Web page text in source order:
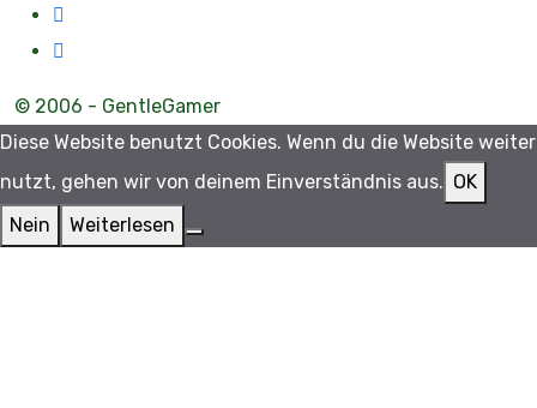
© 2006 - GentleGamer
Diese Website benutzt Cookies. Wenn du die Website weiter
nutzt, gehen wir von deinem Einverständnis aus. OK
Nein
Weiterlesen